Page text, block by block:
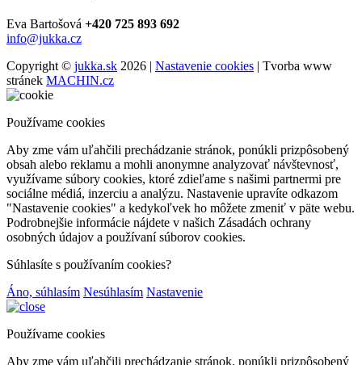
Eva Bartošová +420 725 893 692
info@jukka.cz
Copyright © jukka.sk 2026 | Nastavenie cookies | Tvorba www
stránek MACHIN.cz
Používame cookies
Aby zme vám uľahčili prechádzanie stránok, ponúkli prizpôsobený
obsah alebo reklamu a mohli anonymne analyzovať návštevnosť,
využívame súbory cookies, ktoré zdieľame s našimi partnermi pre
sociálne médiá, inzerciu a analýzu. Nastavenie upravíte odkazom
"Nastavenie cookies" a kedykoľvek ho môžete zmeniť v päte webu.
Podrobnejšie informácie nájdete v našich Zásadách ochrany
osobných údajov a používaní súborov cookies.
Súhlasíte s používaním cookies?
Áno, súhlasím Nesúhlasím Nastavenie
Používame cookies
Aby zme vám uľahčili prechádzanie stránok, ponúkli prizpôsobený